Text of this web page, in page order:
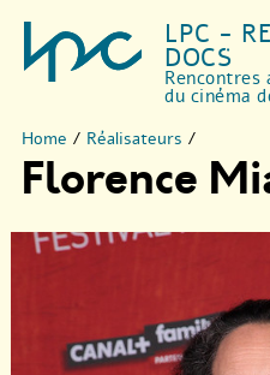
LPC -
DOCS
Rencontres
du cinéma
Home / Réalisateurs /
Florence